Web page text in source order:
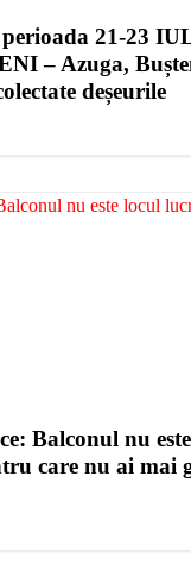
21-23
– Azuga,
deșeurile
Balconul nu
care nu ai mai